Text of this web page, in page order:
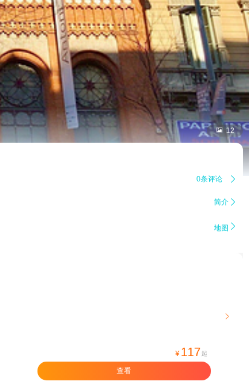
 12
0条评论 
简介 
地图 

¥ 117 起
查看